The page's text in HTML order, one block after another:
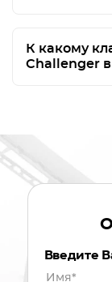
К какому
Challenger в
Введите